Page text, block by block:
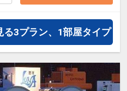
人6,600円(税込)
):1人3,850円(税込)
)：1人3,300円(税込)
る3プラン、1部屋タイプ